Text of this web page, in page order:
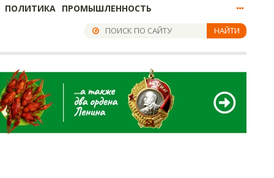
ПОЛИТИКА ПРОМЫШЛЕННОСТЬ
НАЙТИ